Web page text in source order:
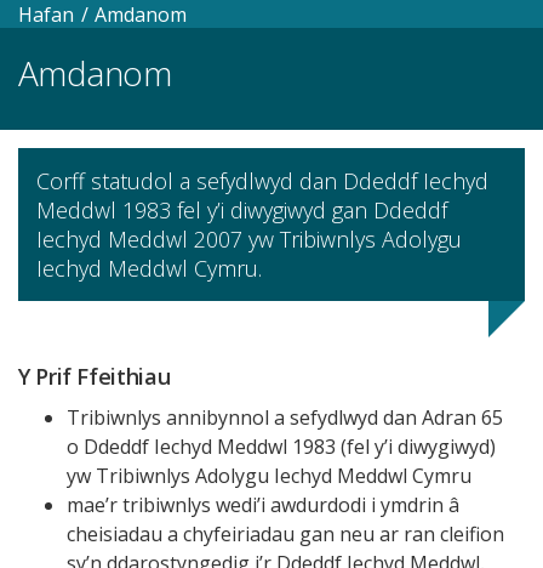
Hafan Amdanom
Amdanom
Corff statudol a sefydlwyd dan Ddeddf Iechyd
Meddwl 1983 fel y’i diwygiwyd gan Ddeddf
Iechyd Meddwl 2007 yw Tribiwnlys Adolygu
Iechyd Meddwl Cymru.
Y Prif Ffeithiau
Tribiwnlys annibynnol a sefydlwyd dan Adran 65
o Ddeddf Iechyd Meddwl 1983 (fel y’i diwygiwyd)
yw Tribiwnlys Adolygu Iechyd Meddwl Cymru
mae’r tribiwnlys wedi’i awdurdodi i ymdrin
cheisiadau a chyfeiriadau gan neu ar ran cleifion